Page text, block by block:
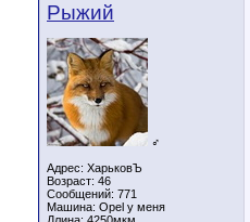
Рыжий
♂
Адрес: ХарьковЪ
Возраст: 46
Сообщений: 771
Машина: Opel у меня